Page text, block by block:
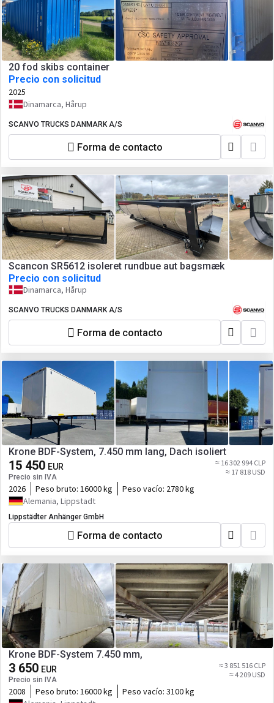
20 fod skibs container
Precio con solicitud
2025
Dinamarca, Hårup
SCANVO TRUCKS DANMARK A/S
Forma de contacto
Scancon SR5612 isoleret rundbue aut bagsmæk
Precio con solicitud
Dinamarca, Hårup
SCANVO TRUCKS DANMARK A/S
Forma de contacto
Krone BDF-System, 7.450 mm lang, Dach isoliert
15 450 EUR
Precio sin IVA
≈ 16 302 994 CLP
≈ 17 818 USD
2026 Peso bruto: 16000 kg Peso vacío: 2780 kg
Alemania, Lippstadt
Lippstädter Anhänger GmbH
Forma de contacto
Krone BDF-System 7.450 mm,
3 650 EUR
Precio sin IVA
≈ 3 851 516 CLP
≈ 4 209 USD
2008 Peso bruto: 16000 kg Peso vacío: 3100 kg